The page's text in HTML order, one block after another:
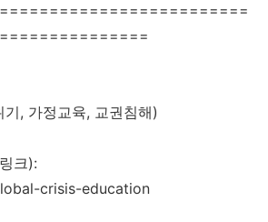
, 가정교육, 교권침해)
크):
crisis-education